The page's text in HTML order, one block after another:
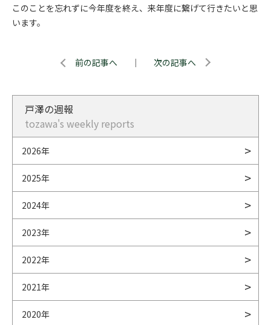
このことを忘れずに今年度を終え、来年度に繋げて行きたいと思
います。
前の記事へ ｜ 次の記事へ
戸澤の週報
tozawa's weekly reports
2026年
2025年
2024年
2023年
2022年
2021年
2020年